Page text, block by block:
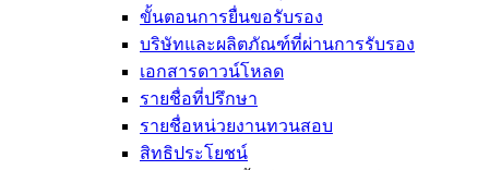
ขั้นตอนการยื่นขอรับรอง
บริษัทและผลิตภัณฑ์ที่ผ่านการรับรอง
เอกสารดาวน์โหลด
รายชื่อที่ปรึกษา
รายชื่อหน่วยงานทวนสอบ
สิทธิประโยชน์